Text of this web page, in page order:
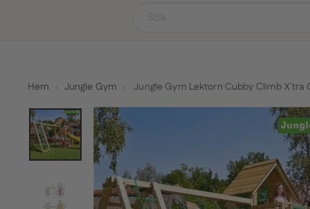
Hem › Jungle Gym › Jungle Gym Lektorn Cubby Climb X´tra